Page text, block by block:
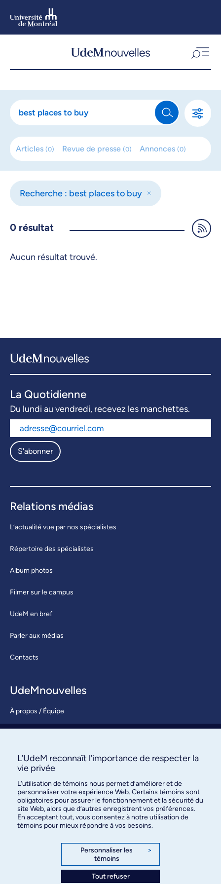
Articles (0) Revue de presse (0) Annonces (0)
Recherche : best places to buy
0 résultat
Aucun résultat trouvé.
La Quotidienne
Du lundi au vendredi, recevez les manchettes.
S'abonner
Relations médias
L’actualité vue par nos spécialistes
Répertoire des spécialistes
Album photos
Filmer sur le campus
UdeM en bref
Parler aux médias
Contacts
UdeMnouvelles
À propos / Équipe
S’abonner
des relations publiques
3744, rue Jean-Brillant, bureau 490
Montréal (Québec) H3T 1P1
L’UdeM reconnaît l’importance de respecter la
vie privée
L’utilisation de témoins nous permet d’améliorer et de
personnaliser votre expérience Web. Certains témoins sont
obligatoires pour assurer le fonctionnement et la sécurité du
site Web, alors que d’autres enregistrent vos préférences.
En acceptant tout, vous consentez à notre utilisation de
témoins pour mieux répondre à vos besoins.
Personnaliser les
témoins
>
Tout refuser